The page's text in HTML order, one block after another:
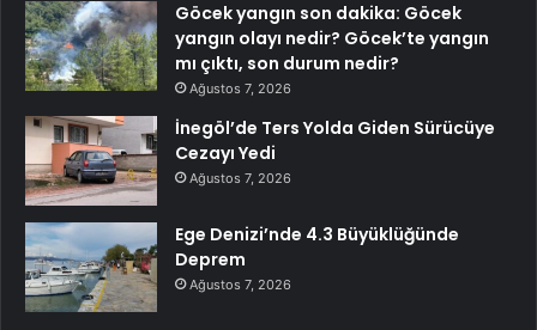
Göcek yangın son dakika: Göcek
yangın olayı nedir? Göcek’te yangın
mı çıktı, son durum nedir?
Ağustos 7, 2026
İnegöl’de Ters Yolda Giden Sürücüye
Cezayı Yedi
Ağustos 7, 2026
Ege Denizi’nde 4.3 Büyüklüğünde
Deprem
Ağustos 7, 2026